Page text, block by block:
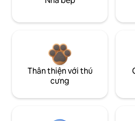
Thân thiện với thú
cưng